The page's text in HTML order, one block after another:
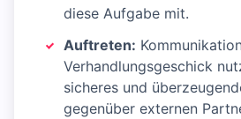
diese Aufgabe mit.
Auftreten:
Verhandlungsgeschick
sicheres und
gegenüber externen